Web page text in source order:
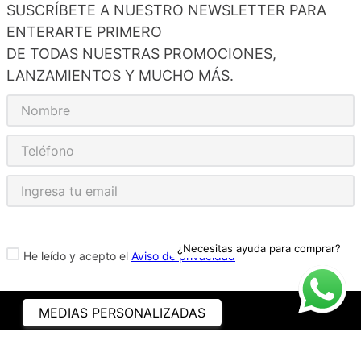
¿Necesitas ayuda para comprar?
SUSCRÍBETE A NUESTRO NEWSLETTER PARA
ENTERARTE PRIMERO
DE TODAS NUESTRAS PROMOCIONES,
LANZAMIENTOS Y MUCHO MÁS.
He leído y acepto el Aviso de privacidad
MEDIAS PERSONALIZADAS